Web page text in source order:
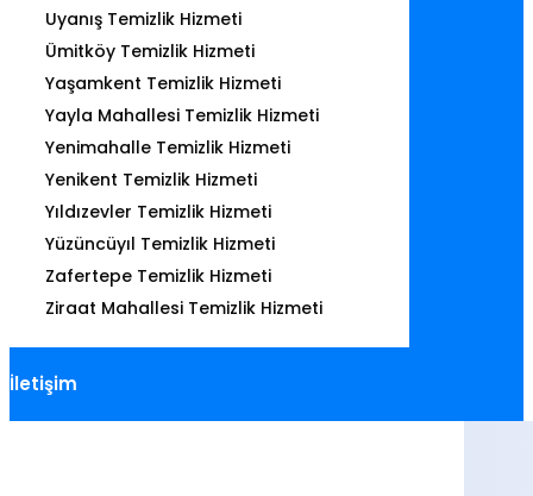
Uyanış Temizlik Hizmeti
Ümitköy Temizlik Hizmeti
Yaşamkent Temizlik Hizmeti
Yayla Mahallesi Temizlik Hizmeti
Yenimahalle Temizlik Hizmeti
Yenikent Temizlik Hizmeti
Yıldızevler Temizlik Hizmeti
Yüzüncüyıl Temizlik Hizmeti
Zafertepe Temizlik Hizmeti
Ziraat Mahallesi Temizlik Hizmeti
İletişim